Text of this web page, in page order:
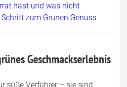
hast und was nicht
zum Grünen Genuss
Geschmackserlebnis
süße Verführer – sie sind